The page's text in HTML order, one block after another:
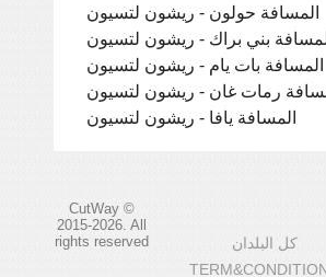
المسافة حولون - ريشون لتسيون
بني براك - ريشون لتسيون
المسافة بات يام - ريشون لتسيون
رمات غان - ريشون لتسيون
المسافة يافا - ريشون لتسيون
CutWay ©
2015-2026. All
rights reserved
كل البلدان